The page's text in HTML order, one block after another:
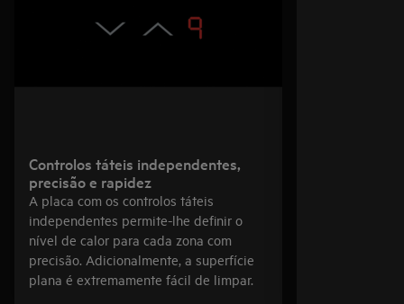
Controlos táteis independentes,
precisão e rapidez
A placa com os controlos táteis
independentes permite-lhe definir o
nível de calor para cada zona com
precisão. Adicionalmente, a superfície
plana é extremamente fácil de limpar.